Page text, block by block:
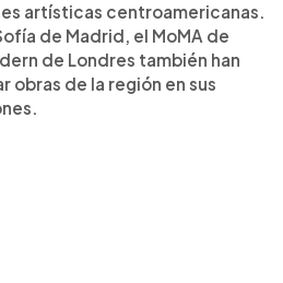
artísticas centroamericanas.
de Madrid, el MoMA de
de Londres también han
obras de la región en sus